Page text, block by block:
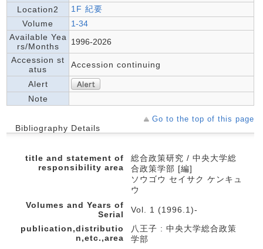
Location2
1F 紀要
Volume
1-34
Available Yea
rs/Months
1996-2026
Accession st
atus
Accession continuing
Alert
Note
Go to the top of this page
Bibliography Details
title and statement of
responsibility area
総合政策研究 / 中央大学総
合政策学部 [編]
ソウゴウ セイサク ケンキュ
ウ
Volumes and Years of
Serial
Vol. 1 (1996.1)-
publication,distributio
n,etc.,area
八王子 : 中央大学総合政策
学部